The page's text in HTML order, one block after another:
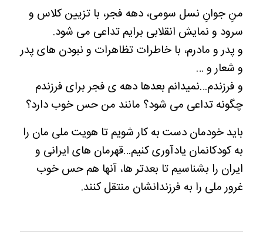
منِ جوانِ نسل سومی، دهه فجر، با تزیین کلاس و
سرود و نمایش انقلابی برایم تداعی می شود.
و پدر و مادرم، با خاطرات تظاهرات و نبودن های پدر
و شعار و …
و فرزندم…نمیدانم بعدها دهه ی فجر برای فرزندم
چگونه تداعی می شود؟ مانند من حس خوب دارد؟
باید خودمان دست به کار شویم تا هویت ملی مان را
به کودکانمان یادآوری کنیم…قهرمان های ایرانی و
ایران را بشناسیم تا بعدتر ها، آنها هم حس خوب
غرور ملی را به فرزندانشان منتقل کنند.